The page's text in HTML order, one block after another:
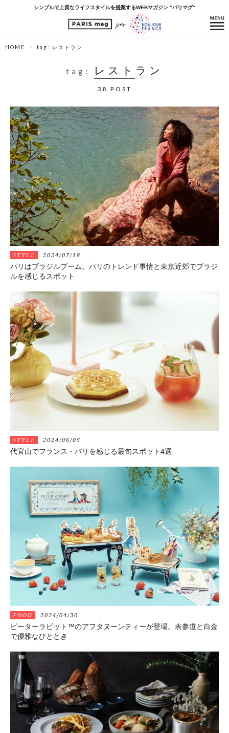
シンプルで上質なライフスタイルを提案するWEBマガジン “パリマグ”
HOME tag: レストラン
tag: レストラン
38 POST
STYLE 2024/07/18
パリはブラジルブーム。パリのトレンド事情と東京近郊でブラジ
ルを感じるスポット
STYLE 2024/06/05
代官山でフランス・パリを感じる最旬スポット4選
FOOD 2024/04/30
ピーターラビット™のアフタヌーンティーが登場。表参道と白金
で優雅なひととき